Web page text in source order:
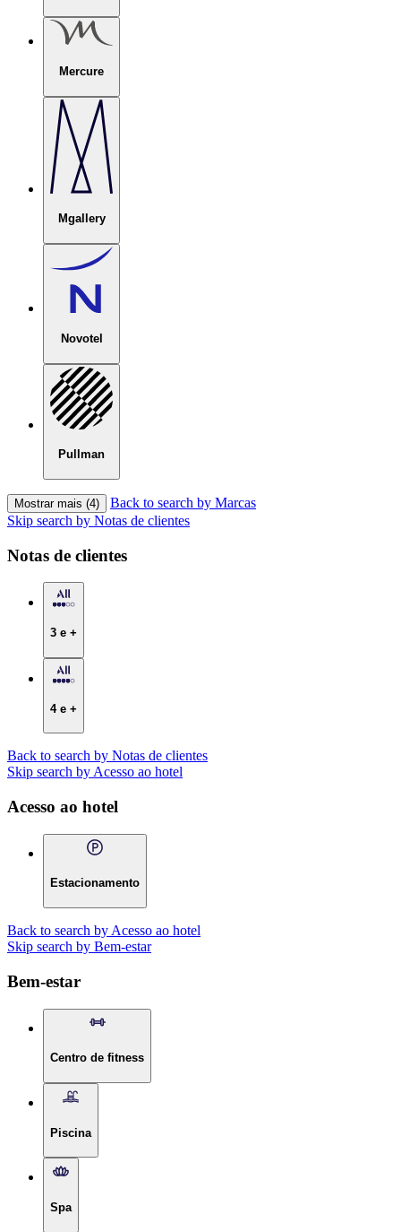
Mercure
Mgallery
Novotel
Pullman
Mostrar mais (4)
Back to search by Marcas
Skip search by Notas de clientes
Notas de clientes
3 e +
4 e +
Back to search by Notas de clientes
Skip search by Acesso ao hotel
Acesso ao hotel
Estacionamento
Back to search by Acesso ao hotel
Skip search by Bem-estar
Bem-estar
Centro de fitness
Piscina
Spa